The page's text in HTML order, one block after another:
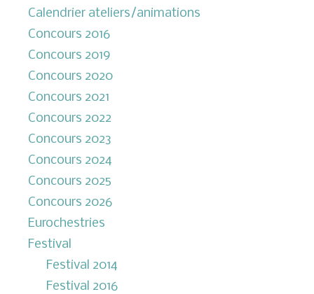
Calendrier ateliers/animations
Concours 2016
Concours 2019
Concours 2020
Concours 2021
Concours 2022
Concours 2023
Concours 2024
Concours 2025
Concours 2026
Eurochestries
Festival
Festival 2014
Festival 2016